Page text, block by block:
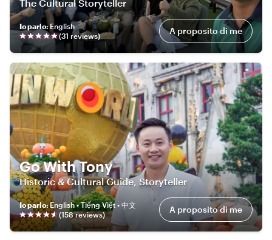
The Cultural Storyteller
Io parlo:English
(31 reviews) A proposito di me
Go With Tony
Historic & Cultural Guide, Storyteller
Io parlo:English • Tiếng Việt • 中文
(158reviews) A proposito di me